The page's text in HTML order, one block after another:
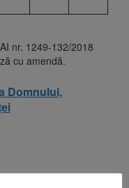
nr. 1249-132/2018
cu amendă.
Domnului,
obligatorii sunt